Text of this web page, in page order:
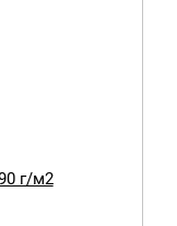
г/м2